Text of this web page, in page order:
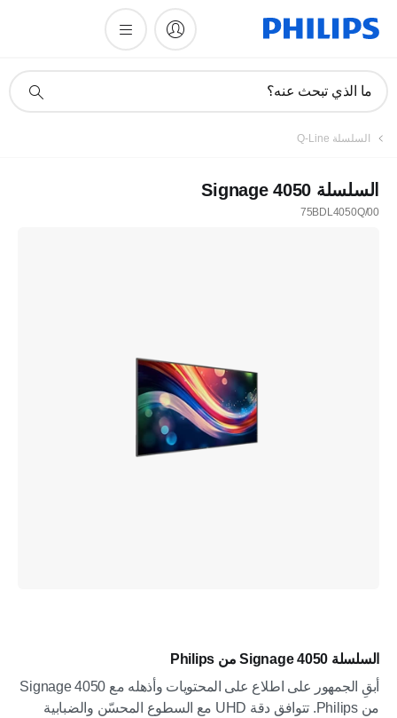
دعم
ما الذي تبحث عنه؟
السلسلة Q-Line
السلسلة Signage 4050
75BDL4050Q/00
السلسلة Signage 4050 من Philips
أبقِ الجمهور على اطلاع على المحتويات وأذهله مع Signage 4050
من Philips. تتوافق دقة UHD مع السطوع المحسّن والضبابية